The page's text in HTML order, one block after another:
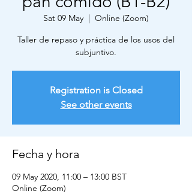
Sat 09 May
  |
Online (Zoom)
Taller de repaso y práctica de los usos del
subjuntivo.
Registration is Closed
See other events
Fecha y hora
09 May 2020, 11:00 – 13:00 BST
Online (Zoom)